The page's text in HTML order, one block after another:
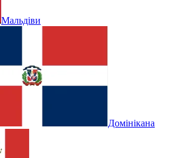
Мальдіви
Домінікана